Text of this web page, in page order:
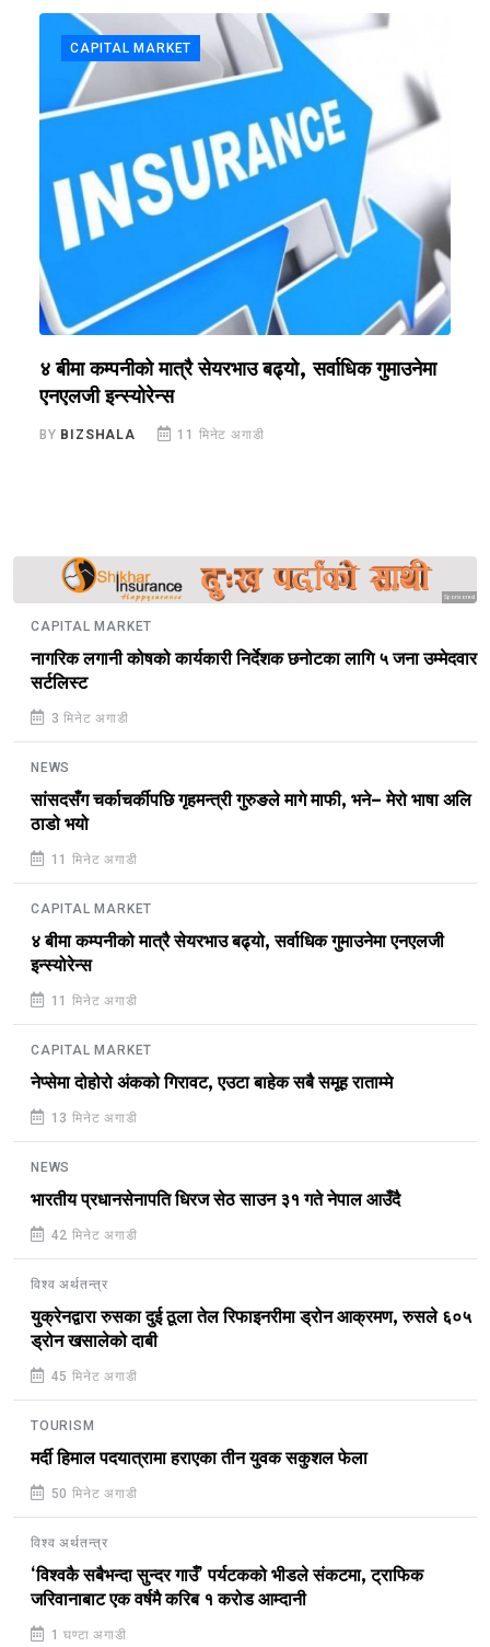
CAPITAL MARKET
४ बीमा कम्पनीको मात्रै सेयरभाउ बढ्यो, सर्वाधिक गुमाउनेमा
एनएलजी इन्स्योरेन्स
BY BIZSHALA 11 मिनेट अगाडी
Sponsored
CAPITAL MARKET
नागरिक लगानी कोषको कार्यकारी निर्देशक छनोटका लागि ५ जना उम्मेदवार
सर्टलिस्ट
3 मिनेट अगाडी
NEWS
सांसदसँग चर्काचर्कीपछि गृहमन्त्री गुरुङले मागे माफी, भने– मेरो भाषा अलि
ठाडो भयो
11 मिनेट अगाडी
CAPITAL MARKET
४ बीमा कम्पनीको मात्रै सेयरभाउ बढ्यो, सर्वाधिक गुमाउनेमा एनएलजी
इन्स्योरेन्स
11 मिनेट अगाडी
CAPITAL MARKET
नेप्सेमा दोहोरो अंकको गिरावट, एउटा बाहेक सबै समूह राताम्मे
13 मिनेट अगाडी
NEWS
भारतीय प्रधानसेनापति धिरज सेठ साउन ३१ गते नेपाल आउँदै
42 मिनेट अगाडी
विश्व अर्थतन्त्र
युक्रेनद्वारा रुसका दुई ठूला तेल रिफाइनरीमा ड्रोन आक्रमण, रुसले ६०५
ड्रोन खसालेको दाबी
45 मिनेट अगाडी
TOURISM
मर्दी हिमाल पदयात्रामा हराएका तीन युवक सकुशल फेला
50 मिनेट अगाडी
विश्व अर्थतन्त्र
‘विश्वकै सबैभन्दा सुन्दर गाउँ’ पर्यटकको भीडले संकटमा, ट्राफिक
जरिवानाबाट एक वर्षमै करिब १ करोड आम्दानी
1 घण्टा अगाडी